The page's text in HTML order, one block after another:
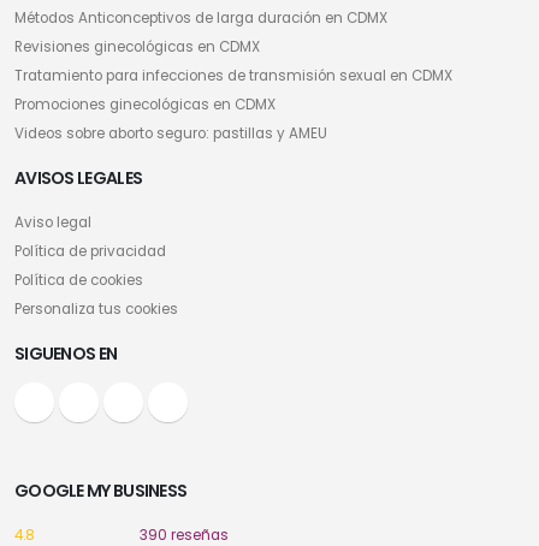
Métodos Anticonceptivos de larga duración en CDMX
Revisiones ginecológicas en CDMX
Tratamiento para infecciones de transmisión sexual en CDMX
Promociones ginecológicas en CDMX
Videos sobre aborto seguro: pastillas y AMEU
AVISOS LEGALES
Aviso legal
Política de privacidad
Política de cookies
Personaliza tus cookies
SIGUENOS EN
GOOGLE MY BUSINESS
4.8 390 reseñas